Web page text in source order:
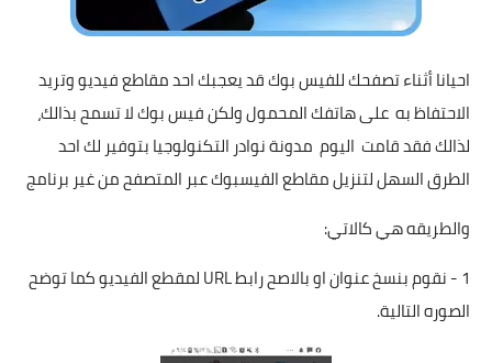
احيانا أثناء تصفحك للفيس بوك قد يعجبك احد مقاطع فيديو وتريد
الاحتفاظ به على هاتفك المحمول ولكن فيس بوك لا تسمح بذالك،
لذالك فقد قامت اليوم مدونة نوادر التكنولوجيابتوفير لك احد
الطرق السهل لتنزيل مقاطع الفيسبوك عبر المتصفح من غير برنامج
والطريقه هي كالاتي:
1 - نقوم بنسخ عنوان او بالاصح رابط URL لمقطع الفيديو كما توضح
الصوره التالية.